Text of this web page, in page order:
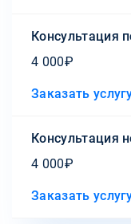
Консультация
4 000₽
Заказать
Консультация
4 000₽
Заказать